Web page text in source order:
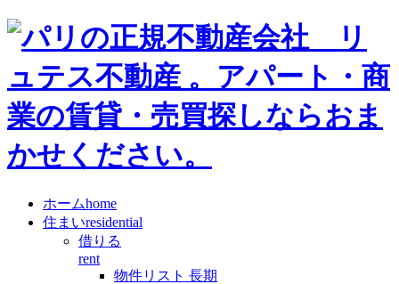
ホームhome
住まいresidential
借りる
rent
物件リスト 長期